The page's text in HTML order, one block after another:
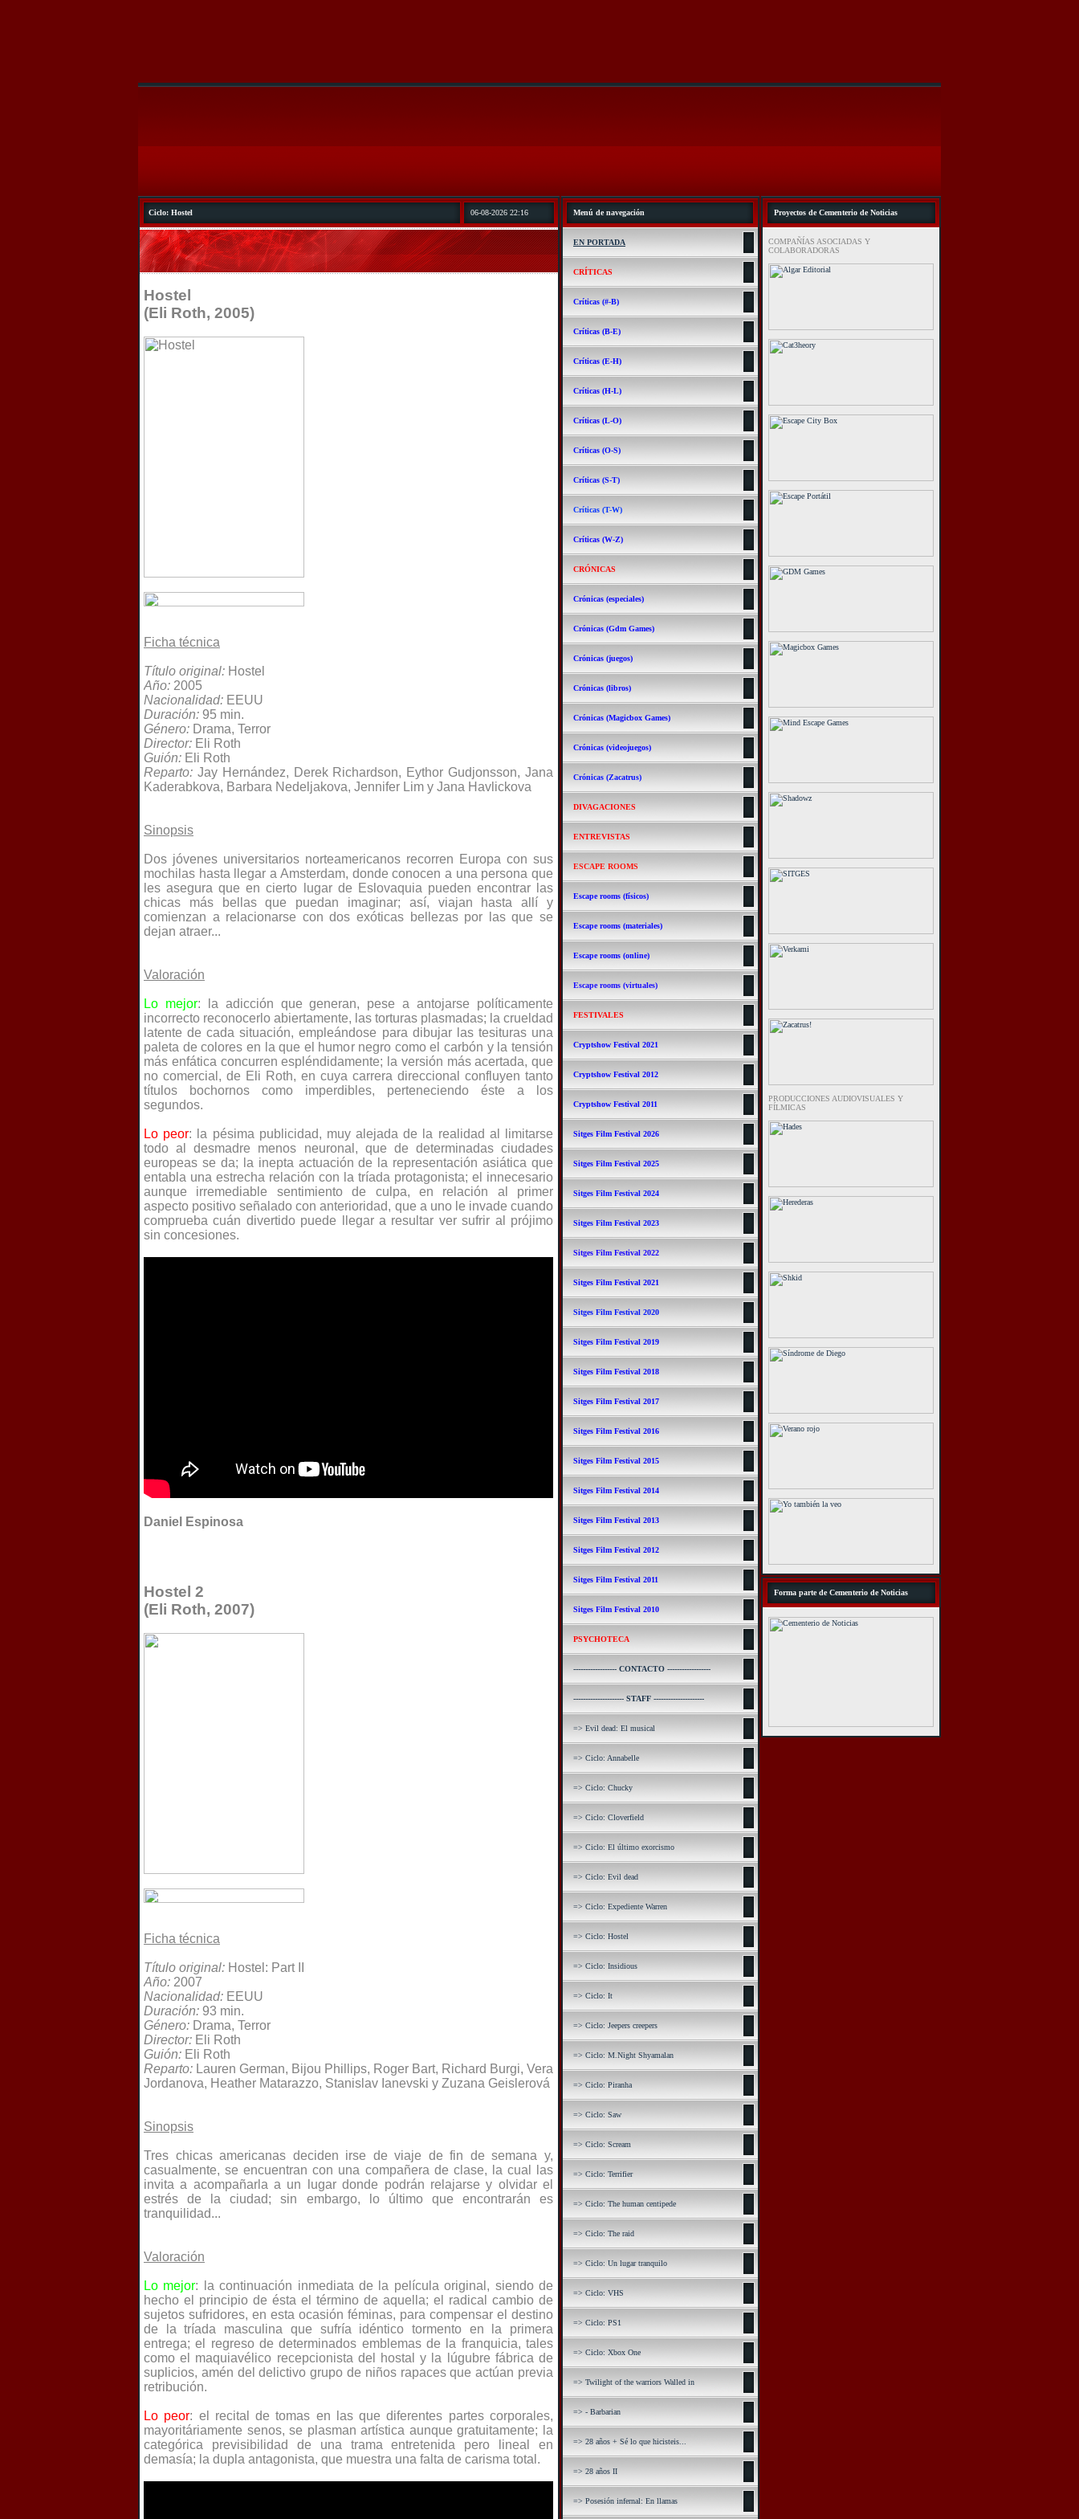
Ciclo: Hostel 06-08-2026 22:16
Hostel
(Eli Roth, 2005)
Ficha técnica
Título original: Hostel
Año: 2005
Nacionalidad: EEUU
Duración: 95 min.
Género: Drama, Terror
Director: Eli Roth
Guión: Eli Roth
Reparto: Jay Hernández, Derek Richardson, Eythor Gudjonsson, Jana
Kaderabkova, Barbara Nedeljakova, Jennifer Lim y Jana Havlickova
Sinopsis
Dos jóvenes universitarios norteamericanos recorren Europa con sus
mochilas hasta llegar a Amsterdam, donde conocen a una persona que
les asegura que en cierto lugar de Eslovaquia pueden encontrar las
chicas más bellas que puedan imaginar; así, viajan hasta allí y
comienzan a relacionarse con dos exóticas bellezas por las que se
dejan atraer...
Valoración
Lo mejor: la adicción que generan, pese a antojarse políticamente
incorrecto reconocerlo abiertamente, las torturas plasmadas; la crueldad
latente de cada situación, empleándose para dibujar las tesituras una
paleta de colores en la que el humor negro como el carbón y la tensión
más enfática concurren espléndidamente; la versión más acertada, que
no comercial, de Eli Roth, en cuya carrera direccional confluyen tanto
títulos bochornos como imperdibles, perteneciendo éste a los
segundos.
Lo peor: la pésima publicidad, muy alejada de la realidad al limitarse
todo al desmadre menos neuronal, que de determinadas ciudades
europeas se da; la inepta actuación de la representación asiática que
entabla una estrecha relación con la tríada protagonista; el innecesario
aunque irremediable sentimiento de culpa, en relación al primer
aspecto positivo señalado con anterioridad, que a uno le invade cuando
comprueba cuán divertido puede llegar a resultar ver sufrir al prójimo
sin concesiones.
Daniel Espinosa
Hostel 2
(Eli Roth, 2007)
Ficha técnica
Título original: Hostel: Part II
Año: 2007
Nacionalidad: EEUU
Duración: 93 min.
Género: Drama, Terror
Director: Eli Roth
Guión: Eli Roth
Reparto: Lauren German, Bijou Phillips, Roger Bart, Richard Burgi, Vera
Jordanova, Heather Matarazzo, Stanislav Ianevski y Zuzana Geislerová
Sinopsis
Tres chicas americanas deciden irse de viaje de fin de semana y,
casualmente, se encuentran con una compañera de clase, la cual las
invita a acompañarla a un lugar donde podrán relajarse y olvidar el
estrés de la ciudad; sin embargo, lo último que encontrarán es
tranquilidad...
Valoración
Lo mejor: la continuación inmediata de la película original, siendo de
hecho el principio de ésta el término de aquella; el radical cambio de
sujetos sufridores, en esta ocasión féminas, para compensar el destino
de la tríada masculina que sufría idéntico tormento en la primera
entrega; el regreso de determinados emblemas de la franquicia, tales
como el maquiavélico recepcionista del hostal y la lúgubre fábrica de
suplicios, amén del delictivo grupo de niños rapaces que actúan previa
retribución.
Lo peor: el recital de tomas en las que diferentes partes corporales,
mayoritáriamente senos, se plasman artística aunque gratuitamente; la
categórica previsibilidad de una trama entretenida pero lineal en
demasía; la dupla antagonista, que muestra una falta de carisma total .
Menú de navegación
EN PORTADA
CRÍTICAS
Críticas (#-B)
Críticas (B-E)
Críticas (E-H)
Críticas (H-L)
Críticas (L-O)
Críticas (O-S)
Críticas (S-T)
Críticas (T-W)
Críticas (W-Z)
CRÓNICAS
Crónicas (especiales)
Crónicas (Gdm Games)
Crónicas (juegos)
Crónicas (libros)
Crónicas (Magicbox Games)
Crónicas (videojuegos)
Crónicas (Zacatrus)
DIVAGACIONES
ENTREVISTAS
ESCAPE ROOMS
Escape rooms (físicos)
Escape rooms (materiales)
Escape rooms (online)
Escape rooms (virtuales)
FESTIVALES
Cryptshow Festival 2021
Cryptshow Festival 2012
Cryptshow Festival 2011
Sitges Film Festival 2026
Sitges Film Festival 2025
Sitges Film Festival 2024
Sitges Film Festival 2023
Sitges Film Festival 2022
Sitges Film Festival 2021
Sitges Film Festival 2020
Sitges Film Festival 2019
Sitges Film Festival 2018
Sitges Film Festival 2017
Sitges Film Festival 2016
Sitges Film Festival 2015
Sitges Film Festival 2014
Sitges Film Festival 2013
Sitges Film Festival 2012
Sitges Film Festival 2011
Sitges Film Festival 2010
PSYCHOTECA
------------------ CONTACTO ------------------
--------------------- STAFF ---------------------
=> Evil dead: El musical
=> Ciclo: Annabelle
=> Ciclo: Chucky
=> Ciclo: Cloverfield
=> Ciclo: El último exorcismo
=> Ciclo: Evil dead
=> Ciclo: Expediente Warren
=> Ciclo: Hostel
=> Ciclo: Insidious
=> Ciclo: It
=> Ciclo: Jeepers creepers
=> Ciclo: M.Night Shyamalan
=> Ciclo: Piranha
=> Ciclo: Saw
=> Ciclo: Scream
=> Ciclo: Terrifier
=> Ciclo: The human centipede
=> Ciclo: The raid
=> Ciclo: Un lugar tranquilo
=> Ciclo: VHS
=> Ciclo: PS1
=> Ciclo: Xbox One
=> Twilight of the warriors Walled in
=> - Barbarian
=> 28 años + Sé lo que hicisteis...
=> 28 años II
=> Posesión infernal: En llamas
Proyectos de Cementerio de Noticias
COMPAÑÍAS ASOCIADAS Y
COLABORADORAS
PRODUCCIONES AUDIOVISUALES Y
FÍLMICAS
Forma parte de Cementerio de Noticias